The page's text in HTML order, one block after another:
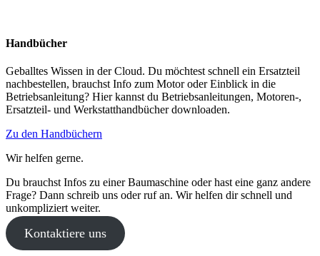
Handbücher
Geballtes Wissen in der Cloud. Du möchtest schnell ein Ersatzteil
nachbestellen, brauchst Info zum Motor oder Einblick in die
Betriebsanleitung? Hier kannst du Betriebsanleitungen, Motoren-,
Ersatzteil- und Werkstatthandbücher downloaden.
Zu den Handbüchern
Wir helfen gerne.
Du brauchst Infos zu einer Baumaschine oder hast eine ganz andere
Frage? Dann schreib uns oder ruf an. Wir helfen dir schnell und
unkompliziert weiter.
Kontaktiere uns